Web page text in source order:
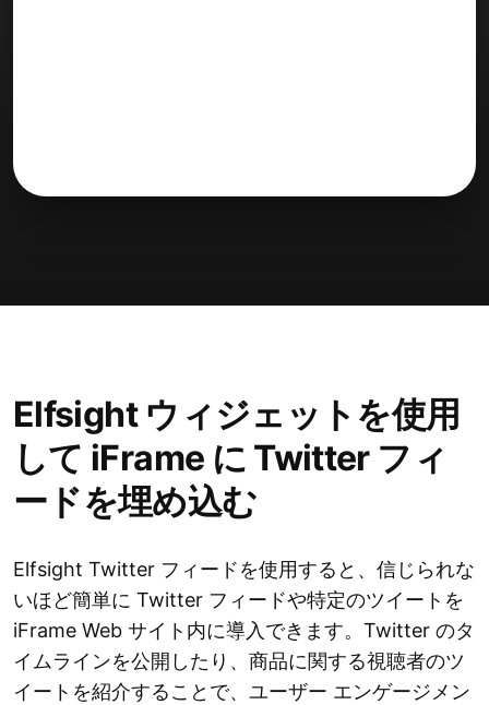
Elfsight ウィジェットを使用
して iFrame に Twitter フィ
ードを埋め込む
Elfsight Twitter フィードを使用すると、信じられな
いほど簡単に Twitter フィードや特定のツイートを
iFrame Web サイト内に導入できます。Twitter のタ
イムラインを公開したり、商品に関する視聴者のツ
イートを紹介することで、ユーザー エンゲージメン